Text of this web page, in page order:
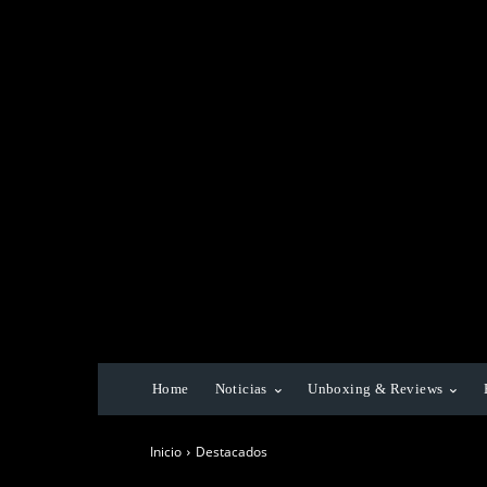
Home Noticias Unboxing & Reviews
Inicio Destacados